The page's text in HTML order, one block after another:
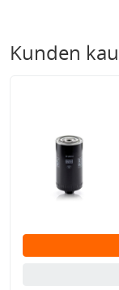
Kunden